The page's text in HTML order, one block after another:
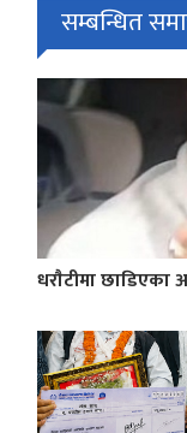
सम्बन्धित
धराैटीमा छाडिएका